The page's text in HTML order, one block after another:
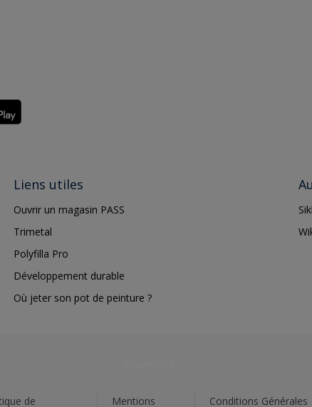
Liens utiles
Ouvrir un magasin PASS
Trimetal
Polyfilla Pro
Développement durable
Où jeter son pot de peinture ?
de Mentions Conditions Générales